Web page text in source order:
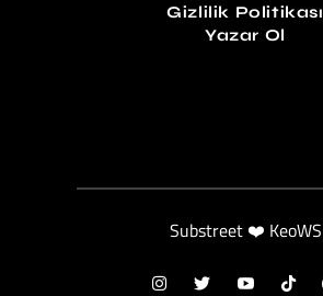
Gizlilik Politikası
Yazar Ol
Substreet ❤️ KeoWS